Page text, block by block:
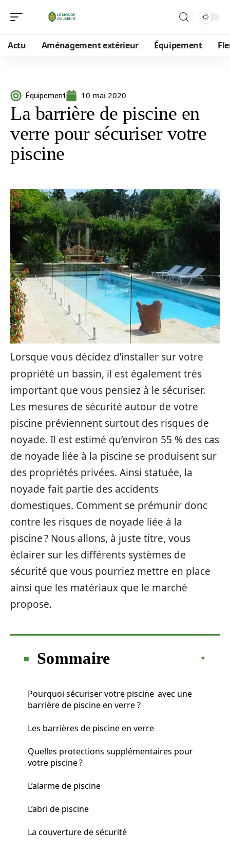
Actu Aménagement extérieur Équipement
Équipement 10 mai 2020
La barrière de piscine en
verre pour sécuriser votre
piscine
Lorsque vous décidez d’installer sur votre
propriété un bassin, il est également très
important que vous pensiez à le sécuriser.
Les mesures de sécurité autour de votre
piscine préviennent surtout des risques de
noyade. Il est estimé qu’environ 55 % des cas
de noyade liée à la piscine se produisent sur
des propriétés privées. Ainsi statuée, la
noyade fait partie des accidents
domestiques. Comment se prémunir donc
contre les risques de noyade liée à la
piscine ? Nous allons, à juste titre, vous
éclairer sur les différents systèmes de
sécurité que vous pourriez mettre en place
ainsi que les matériaux que le marché
propose.
Sommaire
Pourquoi sécuriser votre piscine avec une
barrière de piscine en verre ?
Les barrières de piscine en verre
Quelles protections supplémentaires pour
votre piscine ?
L’alarme de piscine
L’abri de piscine
La couverture de sécurité